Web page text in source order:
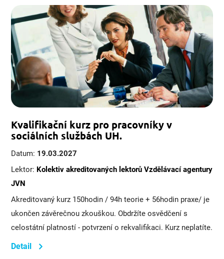
Kvalifikační kurz pro pracovníky v
sociálních službách UH.
Datum: 19.03.2027
Lektor: Kolektiv akreditovaných lektorů Vzdělávací agentury
JVN
Akreditovaný kurz 150hodin / 94h teorie + 56hodin praxe/ je
ukončen závěrečnou zkouškou. Obdržíte osvědčení s
celostátní platností - potvrzení o rekvalifikaci. Kurz neplatíte.
Detail